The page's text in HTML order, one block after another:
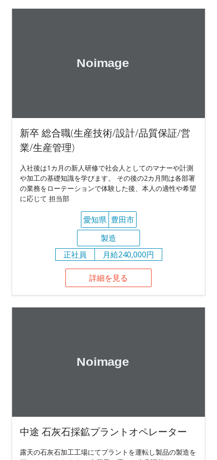
新卒 総合職(生産技術/設計/品質保証/営
業/生産管理)
入社後は1カ月の新人研修で社会人としてのマナーや計測
や加工の基礎知識を学びます。 その後の2カ月間は各部署
の業務をローテーションで体験した後、本人の適性や希望
に応じて 担当部
愛知県 豊田市
製造
正社員
月給240,000円
詳細を見る
中途 石灰石採鉱プラントオペレーター
露天の石灰石加工工場にてプラントを運転し製品の製造を